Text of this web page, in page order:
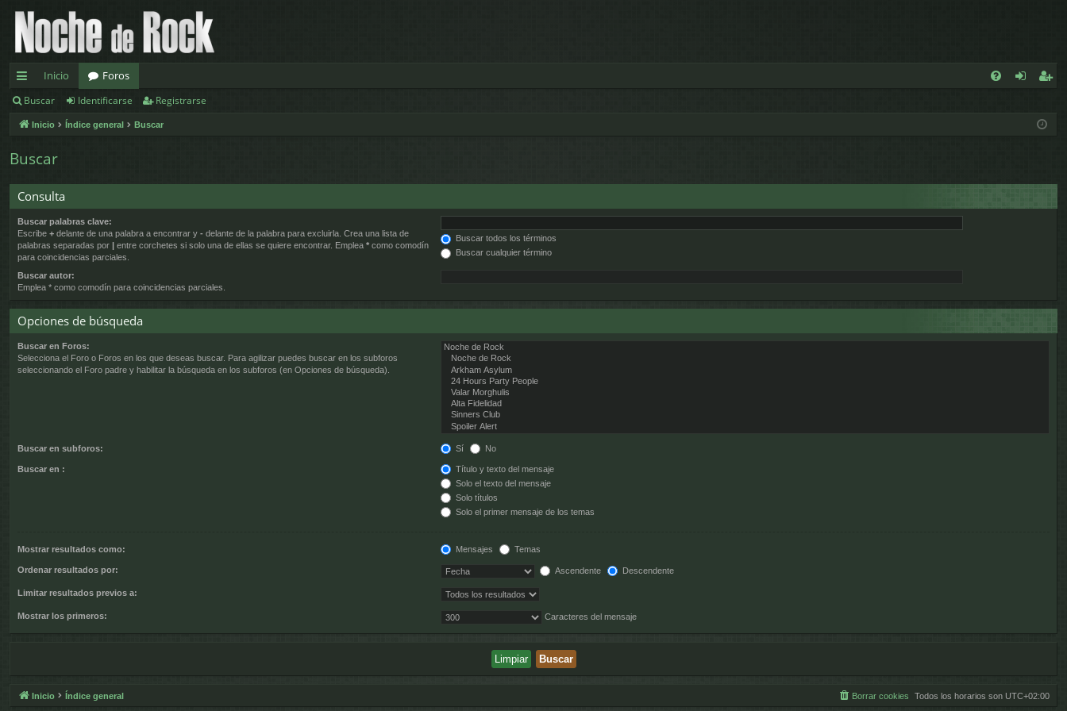
nl
ac
es
pi
d
os
Inicio
Foros
rs
ist
e
Buscar Identificarse Registrarse
Inicio Índice general Buscar
Buscar
Consulta
Buscar palabras clave:
Escribe + delante de una palabra a encontrar y - delante de la palabra para excluirla. Crea una lista de
palabras separadas por | entre corchetes si solo una de ellas se quiere encontrar. Emplea * como comodín
para coincidencias parciales.
Buscar todos los términos
Buscar cualquier término
Buscar autor:
Emplea * como comodín para coincidencias parciales.
Opciones de búsqueda
Buscar en Foros:
Selecciona el Foro o Foros en los que deseas buscar. Para agilizar puedes buscar en los subforos
seleccionando el Foro padre y habilitar la búsqueda en los subforos (en Opciones de búsqueda).
Buscar en subforos: Sí No
Buscar en :
Título y texto del mensaje
Solo el texto del mensaje
Solo títulos
Solo el primer mensaje de los temas
Mostrar resultados como: Mensajes Temas
Ordenar resultados por: Ascendente Descendente
Limitar resultados previos a:
Mostrar los primeros: Caracteres del mensaje
Inicio Índice general Todos los horarios son UTC+02:00
Borrar cookies